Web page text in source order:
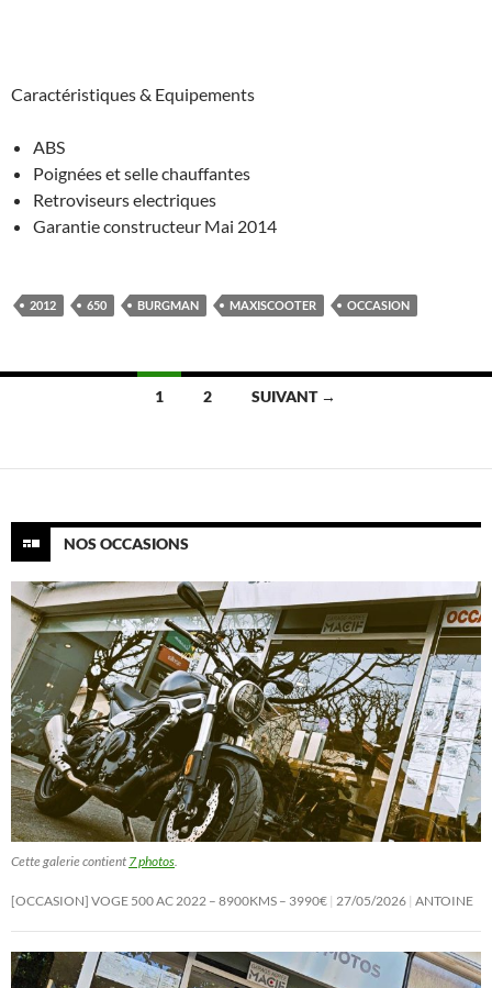
Caractéristiques & Equipements
ABS
Poignées et selle chauffantes
Retroviseurs electriques
Garantie constructeur Mai 2014
2012 650 BURGMAN MAXISCOOTER OCCASION
articles
1 2 SUIVANT →
NOS OCCASIONS
Cette galerie contient 7 photos
[OCCASION] VOGE 500 AC 2022 – 8900KMS – 3990€ 27/05/2026 ANTOINE